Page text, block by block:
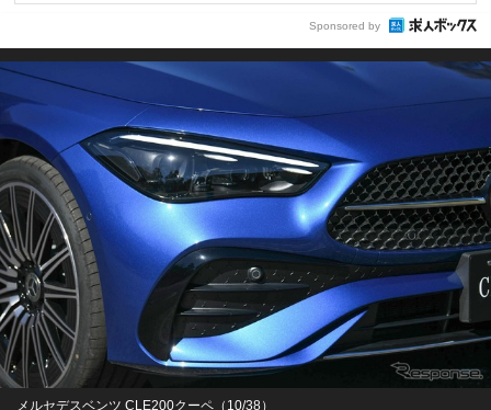
Sponsored by
メルセデスベンツ CLE200クーペ（10/38）